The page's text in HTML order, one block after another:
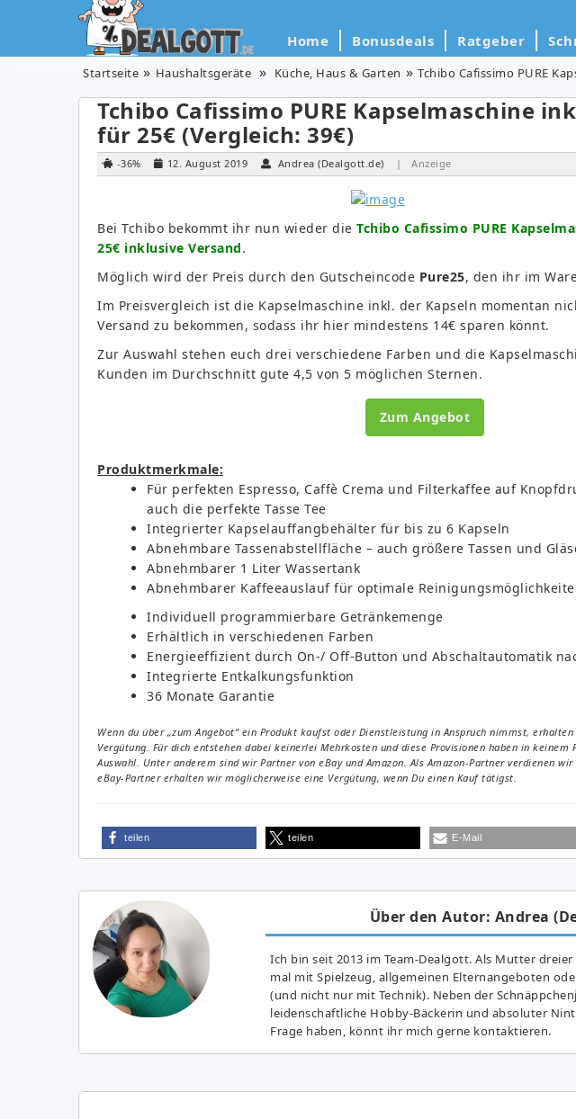
Home Bonusdeals Ratgeber
Startseite Haushaltsgeräte Küche, Haus & Garten Tchibo Cafissimo PURE
Tchibo Cafissimo PURE Kapselmaschine
für 25€ (Vergleich: 39€)
-36% 12. August 2019 Andrea (Dealgott.de) | Anzeige
Bei Tchibo bekommt ihr nun wieder die Tchibo Cafissimo PURE
25€ inklusive Versand.
Möglich wird der Preis durch den Gutscheincode Pure25, den ihr im
Im Preisvergleich ist die Kapselmaschine inkl. der Kapseln momentan
Versand zu bekommen, sodass ihr hier mindestens 14€ sparen könnt.
Zur Auswahl stehen euch drei verschiedene Farben und die
Kunden im Durchschnitt gute 4,5 von 5 möglichen Sternen.
Zum Angebot
Produktmerkmale:
Für perfekten Espresso, Caffè Crema und Filterkaffee auf
auch die perfekte Tasse Tee
Integrierter Kapselauffangbehälter für bis zu 6 Kapseln
Abnehmbare Tassenabstellfläche – auch größere Tassen und
Abnehmbarer 1 Liter Wassertank
Abnehmbarer Kaffeeauslauf für optimale
Individuell programmierbare Getränkemenge
Erhältlich in verschiedenen Farben
Energieeffizient durch On-/ Off-Button und Abschaltautomatik
Integrierte Entkalkungsfunktion
36 Monate Garantie
Wenn du über „zum Angebot“ ein Produkt kaufst oder Dienstleistung in Anspruch nimmst,
Vergütung. Für dich entstehen dabei keinerlei Mehrkosten und diese Provisionen haben in keinem
Auswahl. Unter anderem sind wir Partner von eBay und Amazon. Als Amazon-Partner verdienen
eBay-Partner erhalten wir möglicherweise eine Vergütung, wenn Du einen Kauf tätigst.
teilen teilen E-Mail
Über den Autor: Andrea
Ich bin seit 2013 im Team-Dealgott. Als Mutter
mal mit Spielzeug, allgemeinen Elternangeboten
(und nicht nur mit Technik). Neben der
leidenschaftliche Hobby-Bäckerin und absoluter
Frage haben, könnt ihr mich gerne kontaktieren.